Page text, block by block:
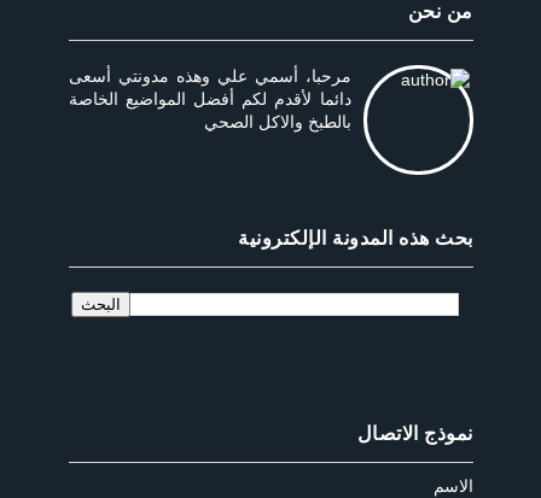
من نحن
مرحبا، أسمي علي وهذه مدونتي أسعى
دائما لأقدم لكم أفضل المواضيع الخاصة
بالطبخ والاكل الصحي
بحث هذه المدونة الإلكترونية
نموذج الاتصال
الاسم